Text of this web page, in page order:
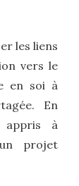
les liens
vers le
en soi à
En
appris à
projet